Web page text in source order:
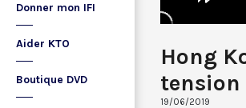
Donner mon IFI
Aider KTO
Boutique DVD
Hong
tension
19/06/2019